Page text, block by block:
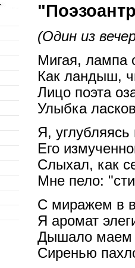
(Один из
Мигая, лампа
Как ландыш,
Лицо поэта
Улыбка
Я,
Его
Слыхал, как
Мне пело:
С миражем в
Я аромат
Дышало маем
Сиренью